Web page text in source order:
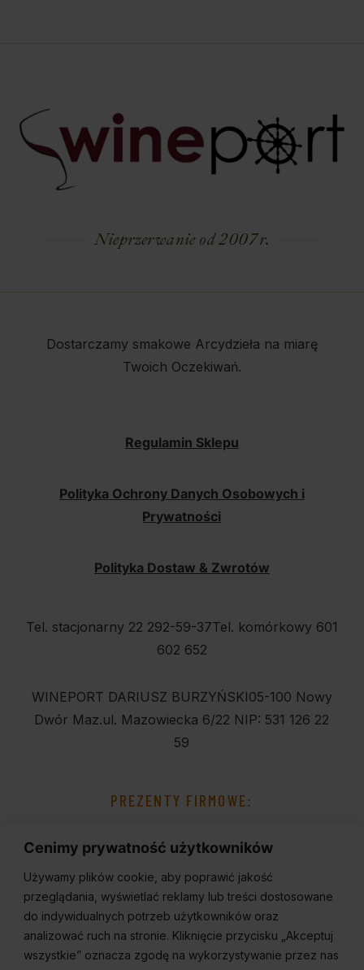
Cenimy prywatność użytkowników
Używamy plików cookie, aby poprawić jakość
przeglądania, wyświetlać reklamy lub treści dostosowane
do indywidualnych potrzeb użytkowników oraz
analizować ruch na stronie. Kliknięcie przycisku „Akceptuj
wszystkie” oznacza zgodę na wykorzystywanie przez nas
Nieprzerwanie od 2007 r.
Dostarczamy smakowe Arcydzieła na miarę
Twoich Oczekiwań.
Regulamin Sklepu
Polityka Ochrony Danych Osobowych i
Prywatności
Polityka Dostaw & Zwrotów
Tel. stacjonarny 22 292-59-37Tel. komórkowy 601
602 652
WINEPORT DARIUSZ BURZYŃSKI05-100 Nowy
Dwór Maz.ul. Mazowiecka 6/22 NIP: 531 126 22
59
PREZENTY FIRMOWE: